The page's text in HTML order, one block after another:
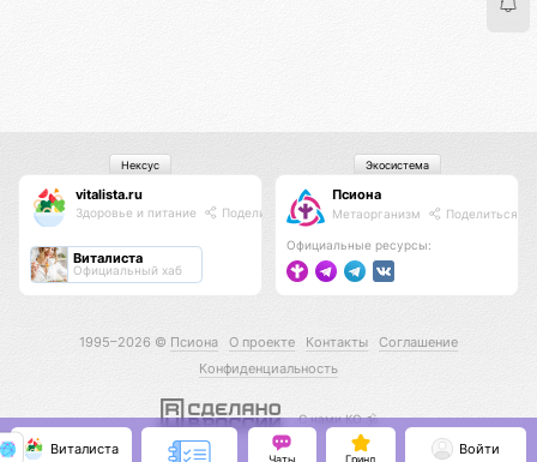
vitalista.ru
Здоровье и питание Поделиться
Виталиста
Официальный хаб
Нексус
Псиона
Метаорганизм Поделиться
Официальные ресурсы:
Экосистема
1995–2026 © Псиона О проекте Контакты
Соглашение
Конфиденциальность
С нами КО 🕉️
Виталиста
Чаты Гринд
Войти